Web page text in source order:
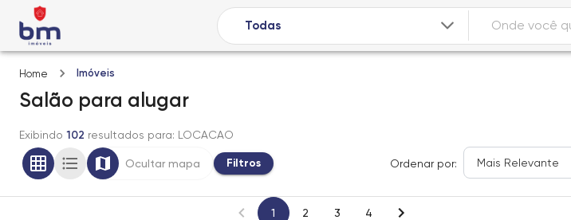
Home Imóveis
Salão para alugar
Exibindo 102 resultados para: LOCACAO
Ocultar mapa Filtros Ordenar por: Mais Relevante
1 2 3 4